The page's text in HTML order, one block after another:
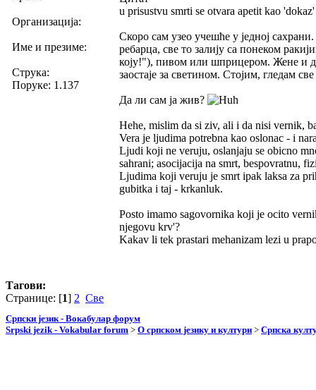
Организација:
Име и презиме:
Струка:
Поруке: 1.137
u prisustvu smrti se otvara apetit kao
Скоро сам узео учешће у једној
ребарца, све то залију са понеком
коју!"), пивом или шприцером. Жене и
заостаје за светином. Стојим, гледам
Да ли сам ја жив?
Hehe, mislim da si ziv, ali i da nisi vernik,
Vera je ljudima potrebna kao oslonac - i
Ljudi koji ne veruju, oslanjaju se obicno
sahrani; asocijacija na smrt, bespovratnu,
Ljudima koji veruju je smrt ipak laksa za
gubitka i taj - krkanluk.
Posto imamo sagovornika koji je ocito
njegovu krv'?
Kakav li tek prastari mehanizam lezi u
Тагови:
Странице: [1] 2 Све
Српски језик - Вокабулар форум
Srpski jezik - Vokabular forum > О српском језику и култури > Српска